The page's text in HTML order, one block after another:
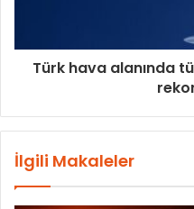
Türk hava alanında
İlgili Makaleler